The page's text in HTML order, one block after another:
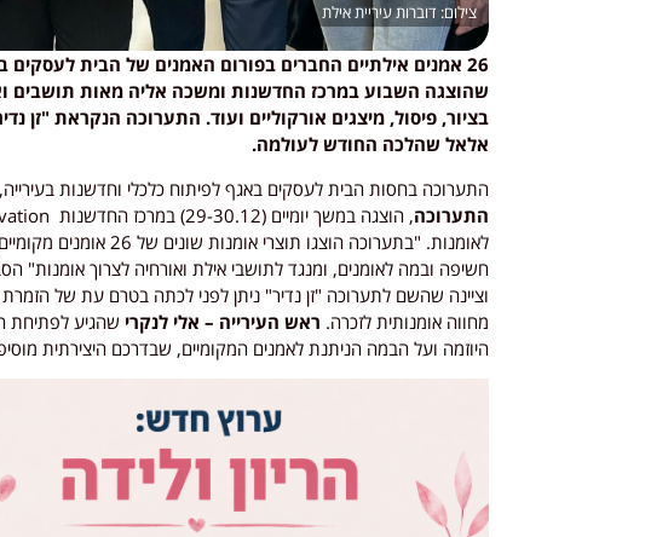
דוברות עיריית אילת
26 אמנים אילתיים החברים בפורום האמנים של הבית לעסקים
שהוצגה השבוע במרכז החדשנות ומשכה אליה מאות תושבים
בציור, פיסול, מיצגים אורקוליים ועוד. התערוכה הנקראת "זן
אלאל שהלכה החודש לעולמה.
התערוכה בחסות הבית לעסקים באגף לפיתוח כלכלי וחדשנות
התערוכה
לאומנות. "בתערוכה הוצגו
חשיפה ובמה לאומנים, ומנגד לתושבי אילת ואורחיה לצרוך אומנות"
וציינה שהשם לתערוכה "זן נדיר" ניתן לפני לכתה בטרם עת של הזמרת
מחווה אומנותית לזכרה. ראש העירייה – אלי לנקרי
היוזמה ועל הבמה הניתנת לאמנים המקומיים, שבדרכם היצירתית